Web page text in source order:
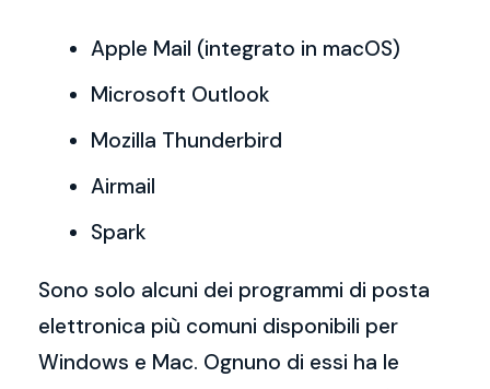
Apple Mail (integrato in macOS)
Microsoft Outlook
Mozilla Thunderbird
Airmail
Spark
Sono solo alcuni dei programmi di posta
elettronica più comuni disponibili per
Windows e Mac. Ognuno di essi ha le